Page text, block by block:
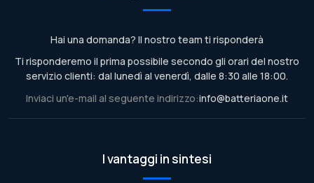
Hai una domanda? Il nostro team ti risponderà
Ti risponderemo il prima possibile secondo gli orari del nostro
servizio clienti: dal lunedì al venerdì, dalle 8:30 alle 18:00.
Inviaci un'e-mail al seguente indirizzo:info@batteriaone.it
I vantaggi in sintesi